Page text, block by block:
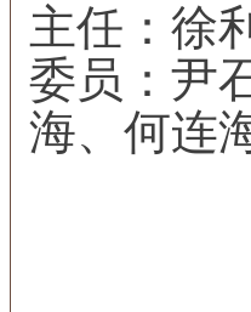
主任：徐
委员：尹
海、何连